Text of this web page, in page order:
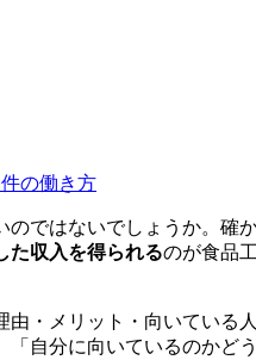
の働き方
ではないでしょうか。確
た収入を得られるのが食品
・メリット・向いている
「自分に向いているのかど